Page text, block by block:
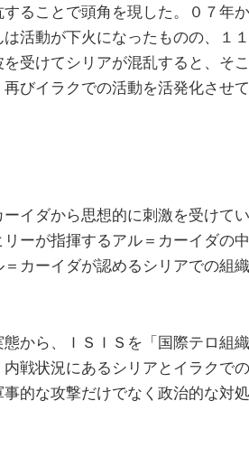
ることで頭角を現した。０７年
活動が下火になったものの、１
受けてシリアが混乱すると、そ
びイラクでの活動を活発化させ
イダから思想的に刺激を受けて
ーが指揮するアル＝カーイダの
カーイダが認めるシリアでの組
から、ＩＳＩＳを「国際テロ組
戦状況にあるシリアとイラクで
的な攻撃だけでなく政治的な対